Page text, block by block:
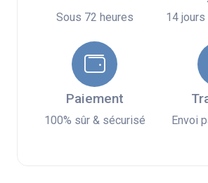
Sous 72 heures 14 jours
Paiement
100% sûr & sécurisé Envoi